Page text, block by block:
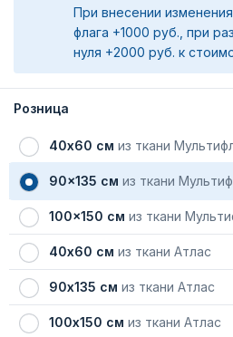
При внесении
флага +1000 руб., при
нуля +2000 руб. к
Розница
40х60 см из ткани
90x135 см из ткани
100x150 см из ткани
40х60 см из ткани Атлас
90х135 см из ткани Атлас
100х150 см из ткани Атлас